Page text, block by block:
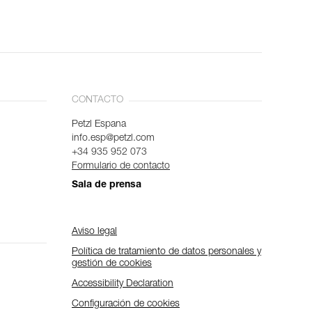
CONTACTO
Petzl Espana
info.esp@petzl.com
+34 935 952 073
Formulario de contacto
Sala de prensa
Aviso legal
Política de tratamiento de datos personales y
gestión de cookies
Accessibility Declaration
Configuración de cookies